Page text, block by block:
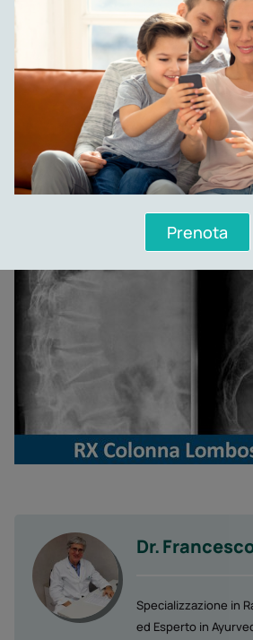
Dr.
Specializzazione in
ed Esperto in
Prenota